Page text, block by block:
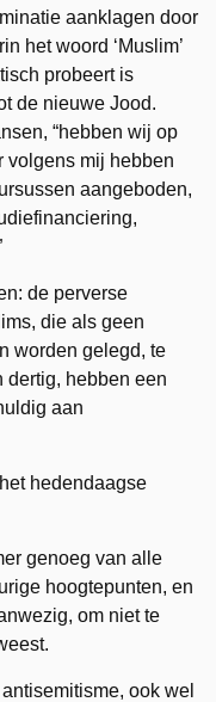
aanklagen door
het woord ‘Muslim’
probeert is
de nieuwe Jood.
“hebben wij op
volgens mij hebben
aangeboden,
de perverse
die als geen
worden gelegd, te
dertig, hebben een
aan
hedendaagse
genoeg van alle
hoogtepunten, en
om niet te
ook wel